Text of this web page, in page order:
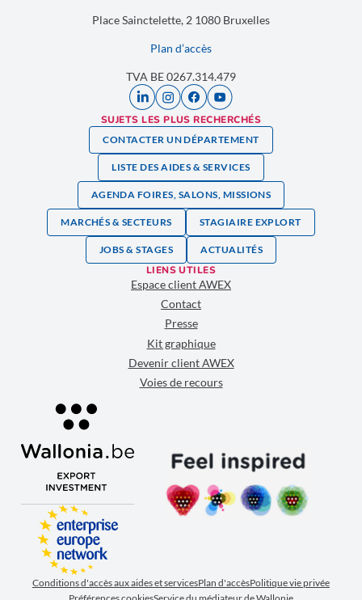
Place Sainctelette, 2 1080 Bruxelles
Plan d’accès
TVA BE 0267.314.479
SUJETS LES PLUS RECHERCHÉS
CONTACTER UN DÉPARTEMENT
LISTE DES AIDES & SERVICES
AGENDA FOIRES, SALONS, MISSIONS
MARCHÉS & SECTEURS STAGIAIRE EXPLORT
JOBS & STAGES ACTUALITÉS
LIENS UTILES
Espace client AWEX
Contact
Presse
Kit graphique
Devenir client AWEX
Voies de recours
Conditions d'accès aux aides et servicesPlan d'accèsPolitique vie privée